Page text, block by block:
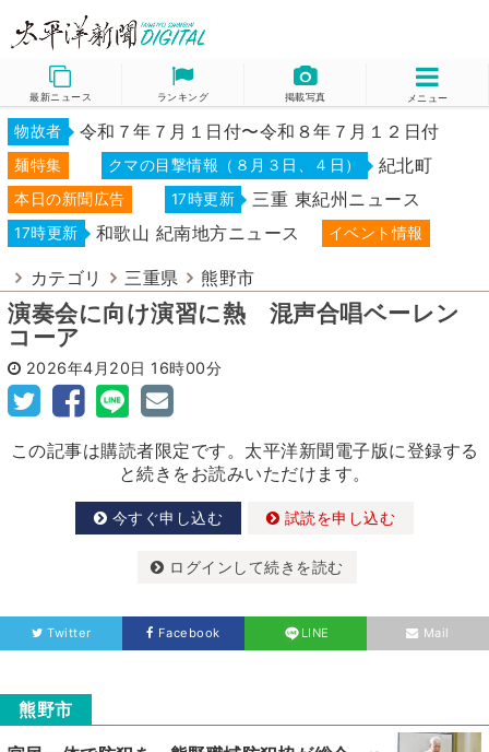
最新ニュース ランキング 掲載写真 メニュー
物故者 令和７年７月１日付〜令和８年７月１２日付
麺特集 クマの目撃情報（８月３日、４日） 紀北町
本日の新聞広告 17時更新 三重 東紀州ニュース
17時更新 和歌山 紀南地方ニュース イベント情報
カテゴリ 三重県 熊野市
演奏会に向け演習に熱 混声合唱ベーレン
コーア
2026年4月20日 16時00分
この記事は購読者限定です。太平洋新聞電子版に登録する
と続きをお読みいただけます。
今すぐ申し込む 試読を申し込む
ログインして続きを読む
Twitter Facebook LINE Mail
熊野市